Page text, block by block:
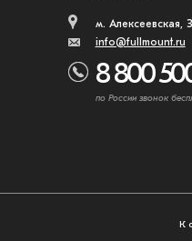
м. Алексеевская,
info@fullmount.ru
8 800
по России звонок
К